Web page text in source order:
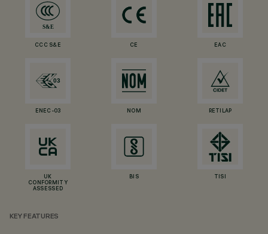
CCC S&E CE EAC
ENEC-03 NOM RETILAP
UK
CONFORMITY
ASSESSED
BIS TISI
KEY FEATURES